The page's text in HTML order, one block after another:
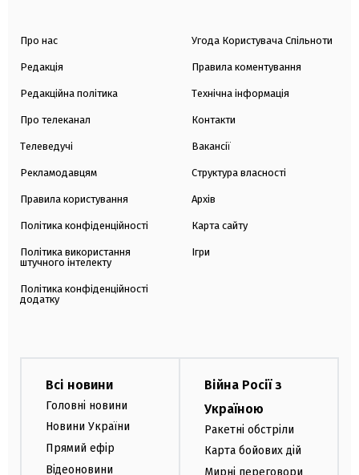
Про нас
Редакція
Редакційна політика
Про телеканал
Телеведучі
Рекламодавцям
Правила користування
Політика конфіденційності
Політика використання
штучного інтелекту
Політика конфіденційності
додатку
Угода Користувача Спільноти
Правила коментування
Технічна інформація
Контакти
Вакансії
Структура власності
Архів
Карта сайту
Ігри
Всі новини
Головні новини
Новини України
Прямий ефір
Відеоновини
Війна Росії з
Україною
Ракетні обстріли
Карта бойових дій
Мирні переговори